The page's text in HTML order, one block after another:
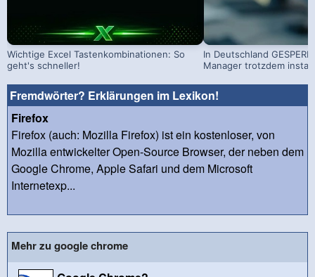
Wichtige Excel Tastenkombinationen: So
geht's schneller!
In Deutschland
Manager trotzdem
Fremdwörter? Erklärungen im Lexikon!
Firefox
Firefox (auch: Mozilla Firefox) ist ein kostenloser, von
Mozilla entwickelter Open-Source Browser, der neben dem
Google Chrome, Apple Safari und dem Microsoft
Internetexp...
Mehr zu google chrome